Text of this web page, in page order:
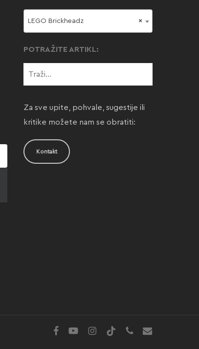
×
LEGO Brickheadz
POTRAŽITE ARTIKL:
Za sve upite, pohvale, sugestije ili
kritike možete nam se obratiti:
Kontakt
facebookyoutubeinstagram
tiktok phoneemail